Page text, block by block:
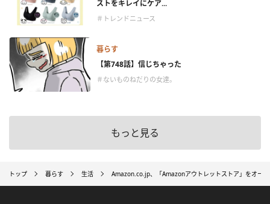
ストをキレイにケア...
＃トレンドニュース
暮らす
【第748話】信じちゃった
＃ないものねだりの女達。
もっと見る
トップ 暮らす 生活 Amazon.co.jp、「Amazonアウトレットストア」をオープ